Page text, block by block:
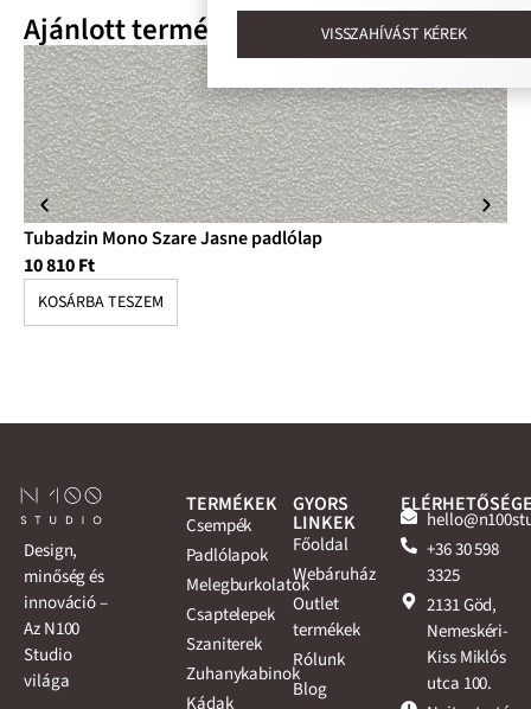
Ajánlott termékek
Tubadzin Mono Szare Jasne padlólap
10 810Ft
KOSÁRBA TESZEM
Design,
minőség és
innováció –
Az N100
Studio
világa
TERMÉKEK
Csempék
Padlólapok
Melegburkolatok
Csaptelepek
Szaniterek
Zuhanykabinok
GYORS
LINKEK
Főoldal
Webáruház
Outlet
termékek
Rólunk
Blog
+36 30 598
3325
2131 Göd,
Nemeskéri-
Kiss Miklós
utca 100.
VISSZAHÍVÁST KÉREK